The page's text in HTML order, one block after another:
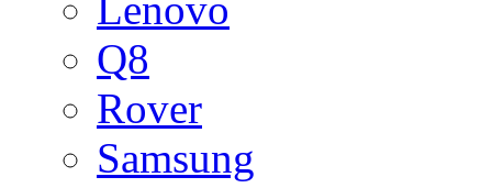
Q8
Rover
Samsung